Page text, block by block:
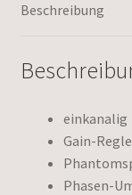
Beschreibung
einkanalig
Gain-
Phasen-